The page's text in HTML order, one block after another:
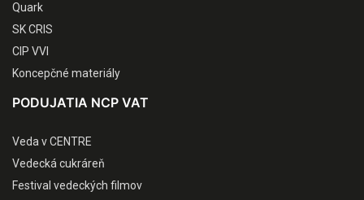
Quark
SK CRIS
CIP VVI
Koncepčné materiály
PODUJATIA NCP VAT
Veda v CENTRE
Vedecká cukráreň
Festival vedeckých filmov